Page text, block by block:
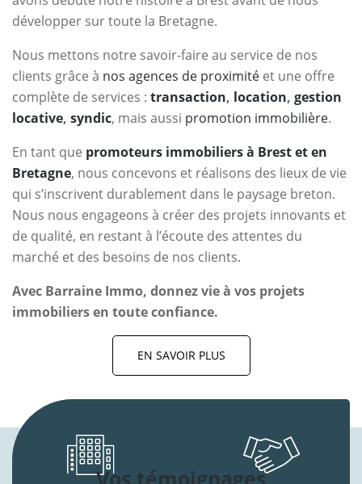
développer sur toute la Bretagne.
Nous mettons notre savoir-faire au service de nos
clients grâce à nos agences de proximité et une offre
complète de services : transaction, location, gestion
locative, syndic, mais aussi promotion immobilière.
En tant que promoteurs immobiliers à Brest et en
Bretagne, nous concevons et réalisons des lieux de vie
qui s’inscrivent durablement dans le paysage breton.
Nous nous engageons à créer des projets innovants et
de qualité, en restant à l’écoute des attentes du
marché et des besoins de nos clients.
Avec Barraine Immo, donnez vie à vos projets
immobiliers en toute confiance.
EN SAVOIR PLUS
Vos témoignages